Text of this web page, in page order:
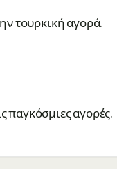
τουρκική αγορά.
παγκόσμιες αγορές.